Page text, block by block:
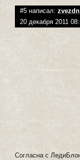
#5 написал:
20 декабря 2011
Согласна с